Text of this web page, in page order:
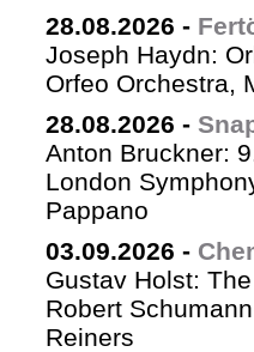
28.08.2026 -
Joseph Haydn:
Orfeo Orchestra,
28.08.2026 -
Anton Bruckner:
London
Pappano
03.09.2026 -
Gustav Holst:
Robert
Reiners